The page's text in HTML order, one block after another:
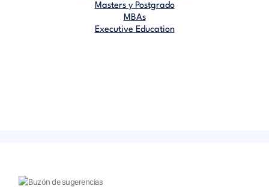
Masters y Postgrado
MBAs
Executive Education